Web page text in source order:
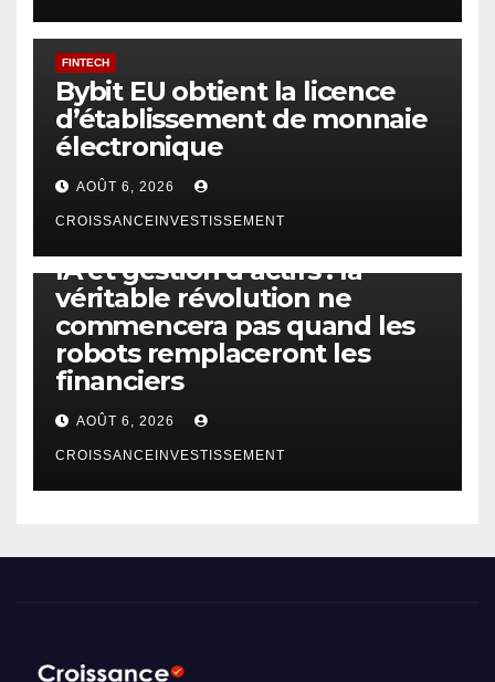
FINTECH
Bybit EU obtient la licence
d’établissement de monnaie
électronique
AOÛT 6, 2026
CROISSANCEINVESTISSEMENT
IA et gestion d’actifs : la
véritable révolution ne
commencera pas quand les
robots remplaceront les
financiers
AOÛT 6, 2026
CROISSANCEINVESTISSEMENT